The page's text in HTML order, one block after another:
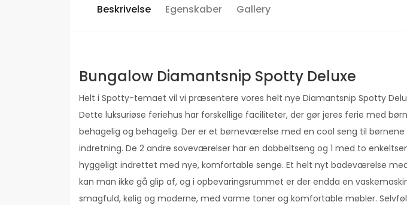
Beskrivelse Egenskaber Gallery
Bungalow Diamantsnip Spotty Deluxe
Helt i Spotty-temaet vil vi præsentere vores helt nye Diamantsnip Spotty
Dette luksuriøse feriehus har forskellige faciliteter, der gør jeres ferie med
behagelig og behagelig. Der er et børneværelse med en cool seng til børnene
indretning. De 2 andre soveværelser har en dobbeltseng og 1 med to
hyggeligt indrettet med nye, komfortable senge. Et helt nyt badeværelse
kan man ikke gå glip af, og i opbevaringsrummet er der endda en
smagfuld, kølig og moderne, med varme toner og komfortable møbler.